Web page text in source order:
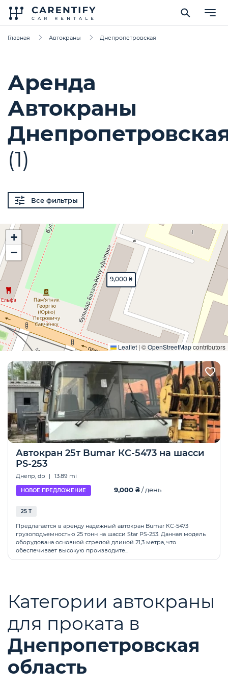
Главная Автокраны Днепропетровская
Аренда
Автокраны
(1)
Все фильтры
9,000 ₴
+
−
Leaflet | ©OpenStreetMapcontributors
Развернуть
Автокран 25т Bumar КС-5473 на шасси
PS-253
Днепр, dp | 13.89 mi
НОВОЕ ПРЕДЛОЖЕНИЕ 9,000 ₴/ день
25 Т
Предлагается в аренду надежный автокран Bumar КС-5473
грузоподъемностью 25 тонн на шасси Star PS-253. Данная модель
оборудована основной стрелой длиной 21,3 метра, что
обеспечивает высокую производите...
Категории автокраны
для проката в
Днепропетровская
область